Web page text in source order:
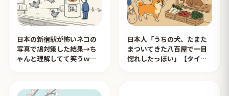
日本の新宿駅が怖いネコの
写真で鳩対策した結果→ち
ゃんと理解してて笑うｗｗ
日本人「うちの犬、たまた
まついてきた八百屋で一目
惚れしたっぽい」【タイ人